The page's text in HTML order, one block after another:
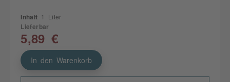
Inhalt 1 Liter
Lieferbar
5,89 €
In den Warenkorb